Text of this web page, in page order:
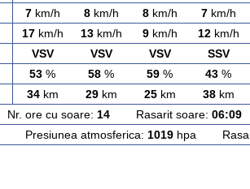
7km/h 8km/h 8km/h 7km/h
17km/h 13km/h 9km/h 12km/h
VSV VSV VSV SSV
53 % 58 % 59 % 43 %
34km 29km 25km 38km
Nr. ore cu soare: 14Rasarit soare: 06:09
atmosferica: 1019hpa